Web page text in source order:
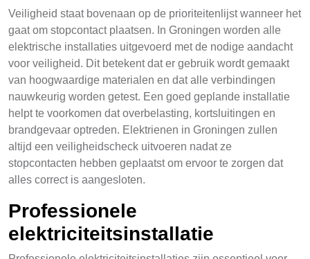
Veiligheid staat bovenaan op de prioriteitenlijst wanneer het
gaat om stopcontact plaatsen. In Groningen worden alle
elektrische installaties uitgevoerd met de nodige aandacht
voor veiligheid. Dit betekent dat er gebruik wordt gemaakt
van hoogwaardige materialen en dat alle verbindingen
nauwkeurig worden getest. Een goed geplande installatie
helpt te voorkomen dat overbelasting, kortsluitingen en
brandgevaar optreden. Elektrienen in Groningen zullen
altijd een veiligheidscheck uitvoeren nadat ze
stopcontacten hebben geplaatst om ervoor te zorgen dat
alles correct is aangesloten.
Professionele
elektriciteitsinstallatie